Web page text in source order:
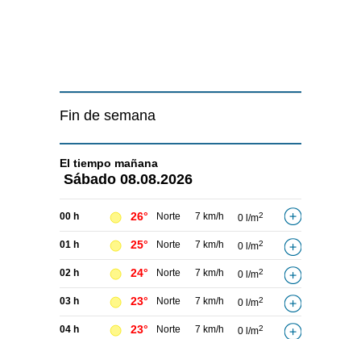
Fin de semana
El tiempo mañana
Sábado 08.08.2026
00 h 26° Norte 7 km/h 0 l/m2
01 h 25° Norte 7 km/h 0 l/m2
02 h 24° Norte 7 km/h 0 l/m2
03 h 23° Norte 7 km/h 0 l/m2
04 h 23° Norte 7 km/h 0 l/m2